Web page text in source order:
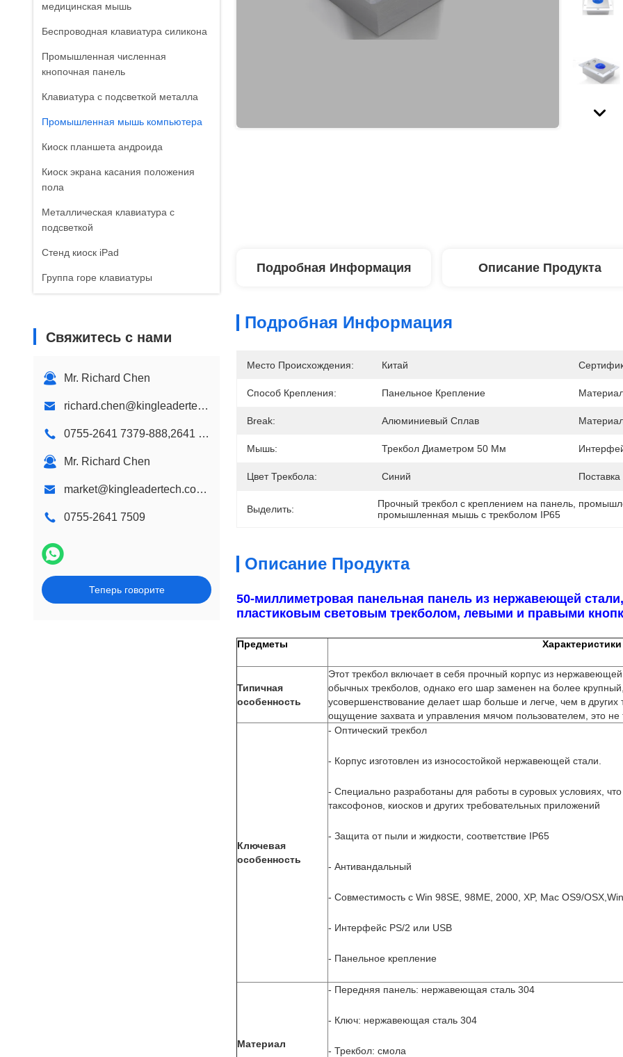
медицинская мышь
Беспроводная клавиатура силикона
Промышленная численная
кнопочная панель
Клавиатура с подсветкой металла
Промышленная мышь компьютера
Киоск планшета андроида
Киоск экрана касания положения
пола
Металлическая клавиатура с
подсветкой
Стенд киоск iPad
Группа горе клавиатуры
водонепроницаемый клавиатуры
Стены горе Киоск
Настольный киоск
Дизайн киоск
Киоск signage цифров
Свяжитесь с нами
Mr. Richard Chen
richard.chen@kingleadertech.com
0755-2641 7379-888,2641 9575
Mr. Richard Chen
market@kingleadertech.com echo@kingleadertech.com
0755-2641 7509
Теперь говорите
Подробная Информация Описание Продукта
Подробная Информация
Место Происхождения: Китай
Способ Крепления: Панельное Крепление
Break: Алюминиевый Сплав
Мышь: Трекбол Диаметром 50 Мм
Цвет Трекбола: Синий
Выделить: Прочный трекбол с креплением на панель
промышленная мышь с трекболом IP65
Описание Продукта
50-миллиметровая панельная панель из нержавеющей
пластиковым световым трекболом, левыми и правыми
Предметы Характеристики
Типичная
особенность
Этот трекбол включает в себя прочный корпус из
обычных трекболов, однако его шар заменен на более
усовершенствование делает шар больше и легче, чем в
ощущение захвата и управления мячом пользователем, это не
Ключевая
особенность
- Оптический трекбол
- Корпус изготовлен из износостойкой нержавеющей стали.
- Специально разработаны для работы в суровых условиях,
таксофонов, киосков и других требовательных приложений
- Защита от пыли и жидкости, соответствие IP65
- Антивандальный
- Совместимость с Win 98SE, 98ME, 2000, XP, Mac OS9/
- Интерфейс PS/2 или USB
- Панельное крепление
Материал
- Передняя панель: нержавеющая сталь 304
- Ключ: нержавеющая сталь 304
- Трекбол: смола